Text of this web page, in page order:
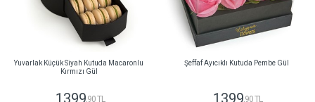
Yuvarlak Küçük Siyah Kutuda Macaronlu
Kırmızı Gül
1399 ,90 TL
Şeffaf Ayıcıklı Kutuda Pembe Gül
1399 ,90 TL